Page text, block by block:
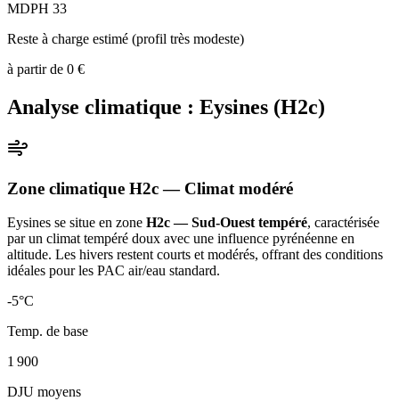
MDPH 33
Reste à charge estimé (profil très modeste)
à partir de 0 €
Analyse climatique : Eysines (H2c)
Zone climatique H2c— Climat modéré
Eysines se situe en zone H2c — Sud-Ouest tempéré, caractérisée
par un climat tempéré doux avec une influence pyrénéenne en
altitude. Les hivers restent courts et modérés, offrant des conditions
idéales pour les PAC air/eau standard.
-5°C
Temp. de base
1 900
DJU moyens